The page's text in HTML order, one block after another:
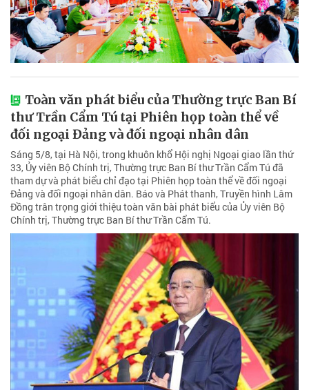
Toàn văn phát biểu của Thường trực Ban Bí
thư Trần Cẩm Tú tại Phiên họp toàn thể về
đối ngoại Đảng và đối ngoại nhân dân
Sáng 5/8, tại Hà Nội, trong khuôn khổ Hội nghị Ngoại giao lần thứ
33, Ủy viên Bộ Chính trị, Thường trực Ban Bí thư Trần Cẩm Tú đã
tham dự và phát biểu chỉ đạo tại Phiên họp toàn thể về đối ngoại
Đảng và đối ngoại nhân dân. Báo và Phát thanh, Truyền hình Lâm
Đồng trân trọng giới thiệu toàn văn bài phát biểu của Ủy viên Bộ
Chính trị, Thường trực Ban Bí thư Trần Cẩm Tú.